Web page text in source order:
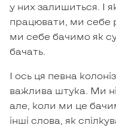
у них залишиться. І
працювати, ми
ми себе бачимо як
бачать.
І ось ця певна
важлива штука. Ми
але, коли ми це
інші слова, як